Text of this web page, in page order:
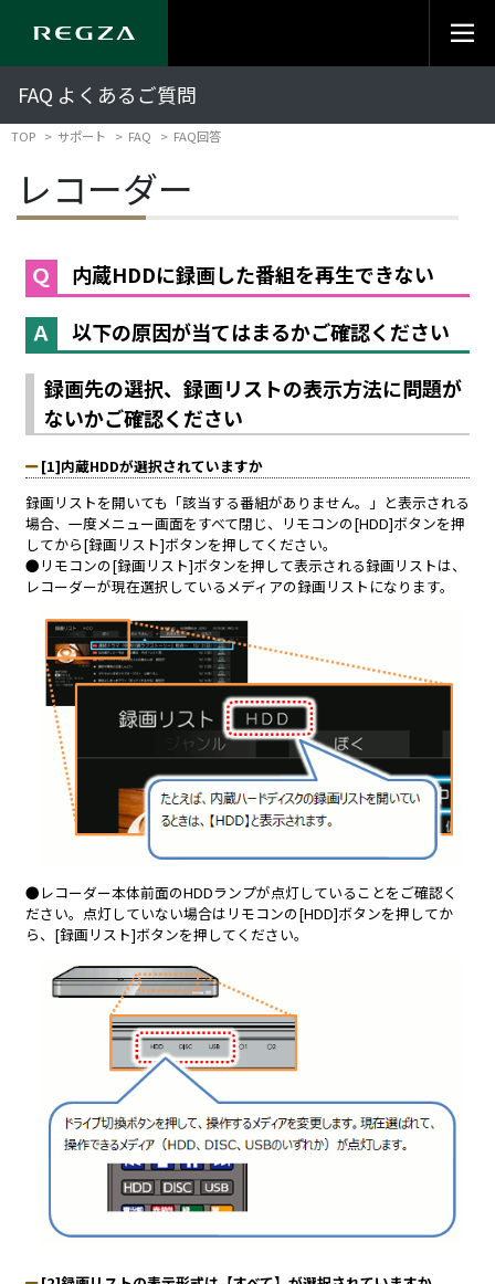
FAQ よくあるご質問
TOP サポート FAQ FAQ回答
レコーダー